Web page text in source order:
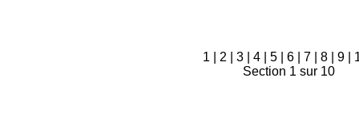
1 2 |3 |4 |5 |6 |7 |8 |9
Section 1 sur 10